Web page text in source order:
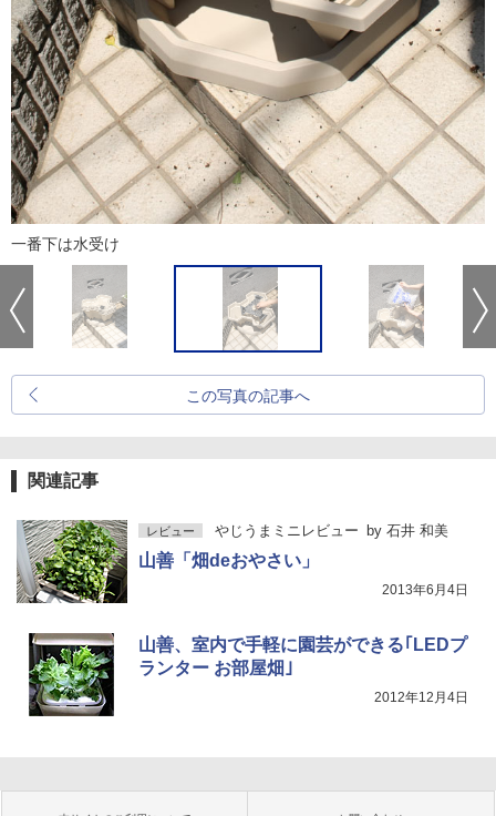
一番下は水受け
この写真の記事へ
関連記事
レビュー やじうまミニレビュー by 石井 和美
山善「畑deおやさい」
2013年6月4日
山善、室内で手軽に園芸ができる｢LEDプ
ランター お部屋畑｣
2012年12月4日